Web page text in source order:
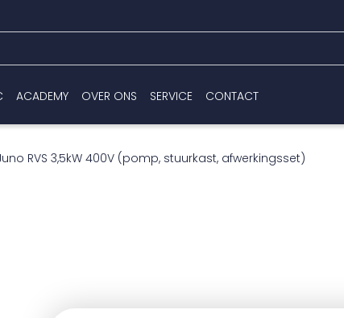
ACADEMY OVER ONS SERVICE CONTACT
RVS 3,5kW 400V (pomp, stuurkast, afwerkingsset)